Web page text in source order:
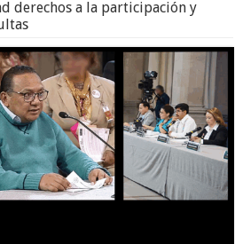
derechos a la participación y